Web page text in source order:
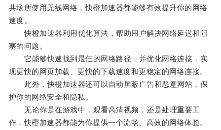
共场所使用无线网络，快橙加速器都能够有效提升你的网络
速度。
快橙加速器利用优化算法，帮助用户解决网络延迟和阻
塞的问题。
它能够快速找到最佳的网络路径，并优化网络连接，实
现更快的网页加载、更快的下载速度和更稳定的网络连接。
此外，快橙加速器还可以自动屏蔽广告和恶意网站，保
护你的网络安全和隐私。
无论你是在游戏中，观看高清视频，还是处理重要工
作，快橙加速器都能为你提供一个流畅、高效的网络体验。